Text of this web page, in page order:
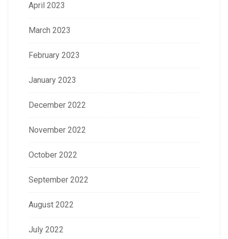
April 2023
March 2023
February 2023
January 2023
December 2022
November 2022
October 2022
September 2022
August 2022
July 2022